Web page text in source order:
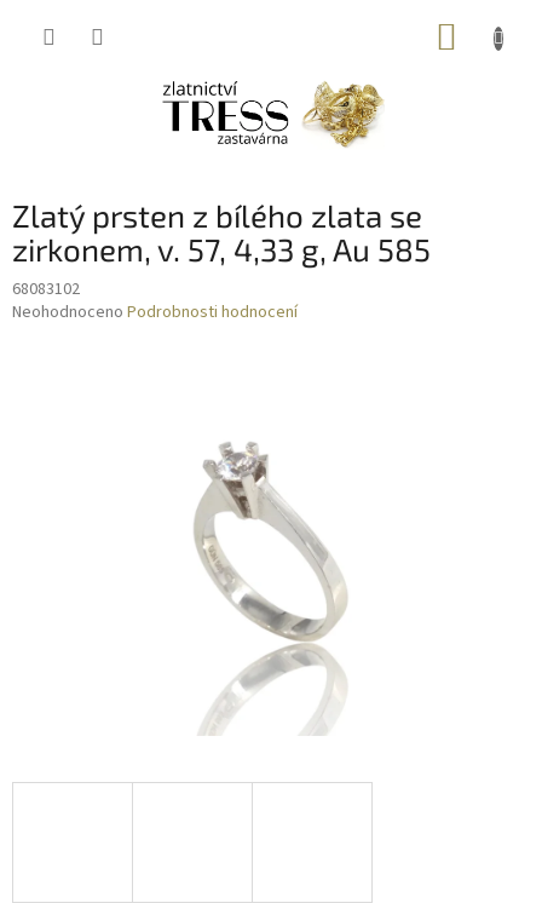
Zlatý prsten z bílého zlata se
zirkonem, v. 57, 4,33 g, Au 585
68083102
Průměrné
Neohodnoceno Podrobnosti hodnocení